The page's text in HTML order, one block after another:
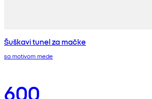
Šuškavi tunel za mačke
sa motivom mede
600